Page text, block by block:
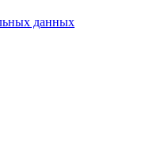
данных